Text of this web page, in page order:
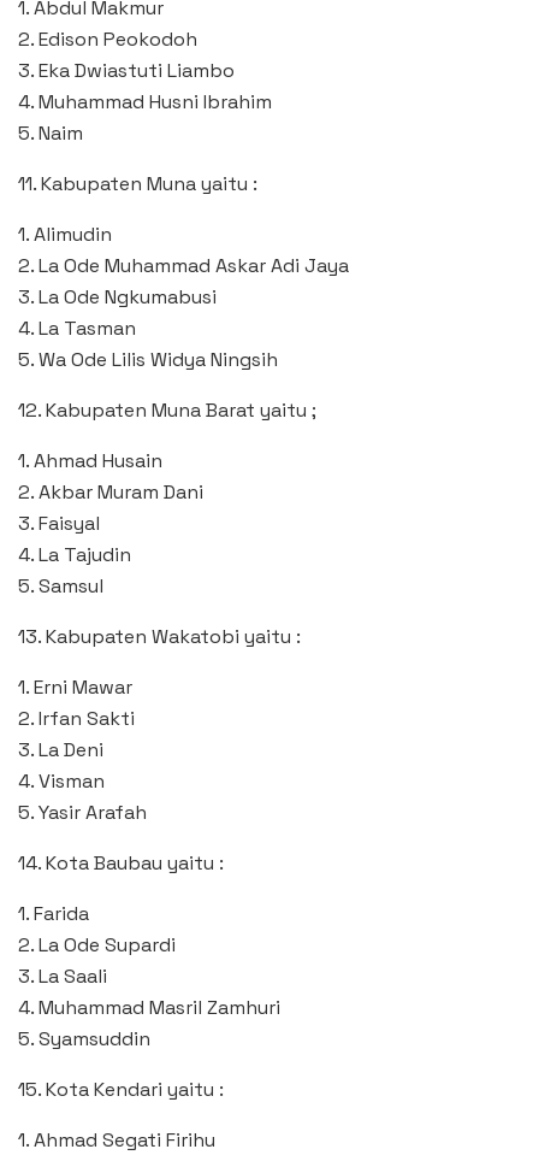
1. Abdul Makmur
2. Edison Peokodoh
3. Eka Dwiastuti Liambo
4. Muhammad Husni Ibrahim
5. Naim
11. Kabupaten Muna yaitu :
1. Alimudin
2. La Ode Muhammad Askar Adi Jaya
3. La Ode Ngkumabusi
4. La Tasman
5. Wa Ode Lilis Widya Ningsih
12. Kabupaten Muna Barat yaitu ;
1. Ahmad Husain
2. Akbar Muram Dani
3. Faisyal
4. La Tajudin
5. Samsul
13. Kabupaten Wakatobi yaitu :
1. Erni Mawar
2. Irfan Sakti
3. La Deni
4. Visman
5. Yasir Arafah
14. Kota Baubau yaitu :
1. Farida
2. La Ode Supardi
3. La Saali
4. Muhammad Masril Zamhuri
5. Syamsuddin
15. Kota Kendari yaitu :
1. Ahmad Segati Firihu